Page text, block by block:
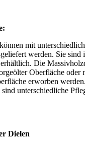
mit
werden. Sie sind
Die
Oberfläche oder
erworben
unterschiedliche
Dielen